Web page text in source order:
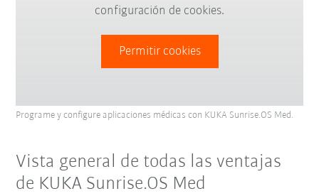
configuración de cookies.
Permitir cookies
Programe y configure aplicaciones médicas con KUKA Sunrise.OS Med.
Vista general de todas las ventajas
de KUKA Sunrise.OS Med